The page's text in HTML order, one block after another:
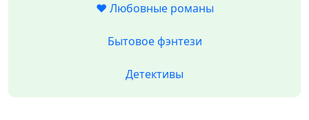
❤️ Любовные романы
Бытовое фэнтези
Детективы